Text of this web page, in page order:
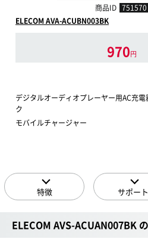
商品ID 751570
ELECOM AVA-ACUBN003BK
970円
デジタルオーディオプレーヤー用AC充
ク
モバイルチャージャー
特徴 サポート
ELECOM AVS-ACUAN007BK